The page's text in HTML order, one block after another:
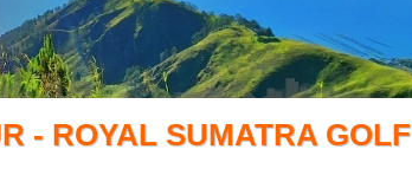
- ROYAL SUMATRA GOLF